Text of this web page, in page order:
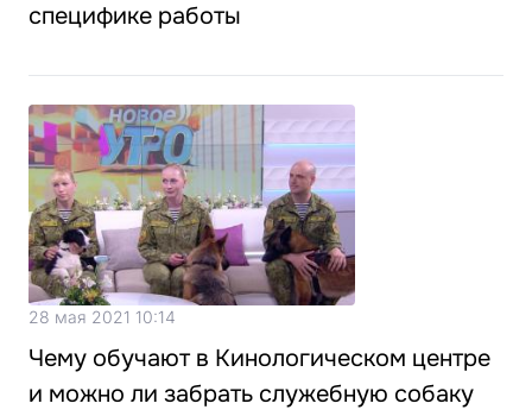
специфике работы
28 мая 2021 10:14
Чему обучают в Кинологическом центре
и можно ли забрать служебную собаку